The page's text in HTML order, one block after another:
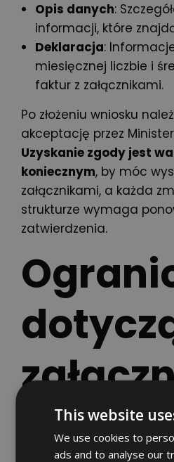
Opis danych:
informacji, które
Deklaracja:
miesięcznej liczbie i
faktur z załącznikami.
Po złożeniu wniosku
akceptację przez
Uzyskanie zgody jest
koniecznym, by móc
załącznikami, a każda
strukturze wymaga
zatwierdzenia.
w KSeF
This website
We use cookies to
ads and to analyse our